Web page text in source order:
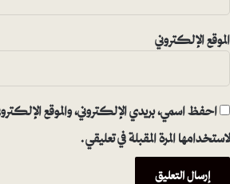
الموقع الإلكتروني
احفظ اسمي، بريدي الإلكتروني، والموقع
لاستخدامها المرة المقبلة في تعليقي.